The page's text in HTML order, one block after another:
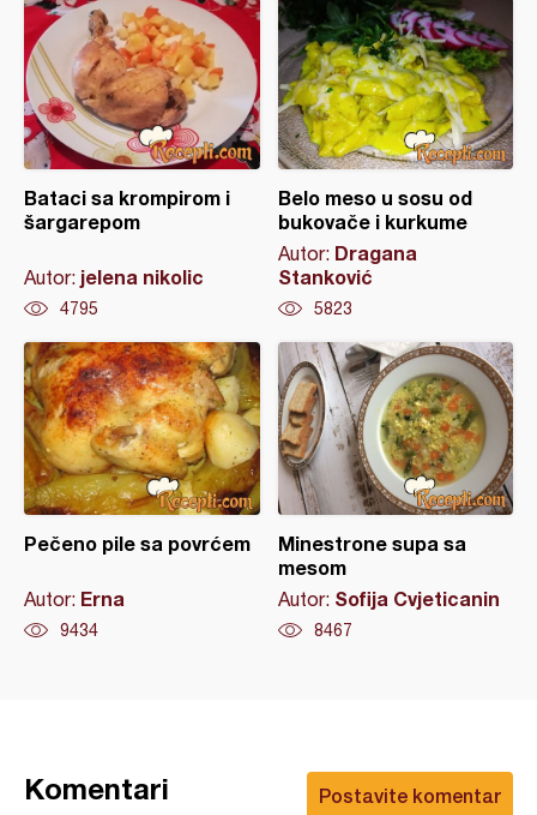
Bataci sa krompirom i
šargarepom
Autor: jelena nikolic
4795
Belo meso u sosu od
bukovače i kurkume
Autor: Dragana
Stanković
5823
Pečeno pile sa povrćem
Autor: Erna
9434
Minestrone supa sa
mesom
Autor: Sofija Cvjeticanin
8467
Postavite komentar
Komentari